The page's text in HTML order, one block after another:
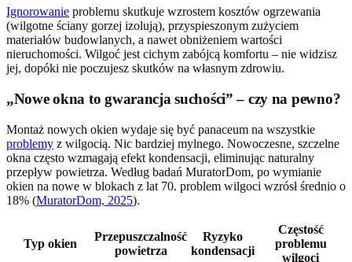
Ignorowanie problemu skutkuje wzrostem kosztów ogrzewania
(wilgotne ściany gorzej izolują), przyspieszonym zużyciem
materiałów budowlanych, a nawet obniżeniem wartości
nieruchomości. Wilgoć jest cichym zabójcą komfortu – nie widzisz
jej, dopóki nie poczujesz skutków na własnym zdrowiu.
„Nowe okna to gwarancja suchości” – czy na pewno?
Montaż nowych okien wydaje się być panaceum na wszystkie
problemy z wilgocią. Nic bardziej mylnego. Nowoczesne, szczelne
okna często wzmagają efekt kondensacji, eliminując naturalny
przepływ powietrza. Według badań MuratorDom, po wymianie
okien na nowe w blokach z lat 70. problem wilgoci wzrósł średnio o
18% (MuratorDom, 2025).
Typ okien
Przepuszczalność
powietrza
Ryzyko
kondensacji
Częstość
problemu
wilgoci